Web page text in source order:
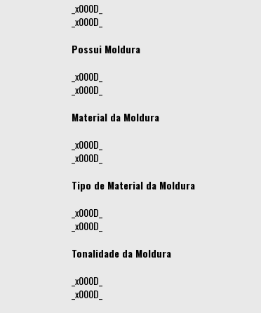
_x000D_
_x000D_
Possui Moldura
_x000D_
_x000D_
Material da Moldura
_x000D_
_x000D_
Tipo de Material da Moldura
_x000D_
_x000D_
Tonalidade da Moldura
_x000D_
_x000D_